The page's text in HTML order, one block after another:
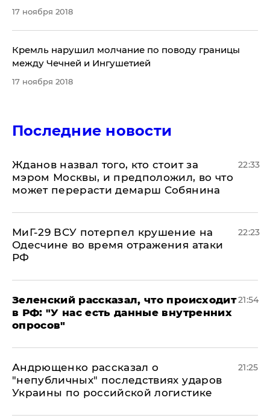
17 ноября 2018
Кремль нарушил молчание по поводу границы
между Чечней и Ингушетией
17 ноября 2018
Последние новости
Жданов назвал того, кто стоит за
мэром Москвы, и предположил, во что
может перерасти демарш Собянина
22:33
МиГ-29 ВСУ потерпел крушение на
Одесчине во время отражения атаки
РФ
22:23
​Зеленский рассказал, что происходит
в РФ: "У нас есть данные внутренних
опросов"
21:54
Андрющенко рассказал о
"непубличных" последствиях ударов
Украины по российской логистике
21:25